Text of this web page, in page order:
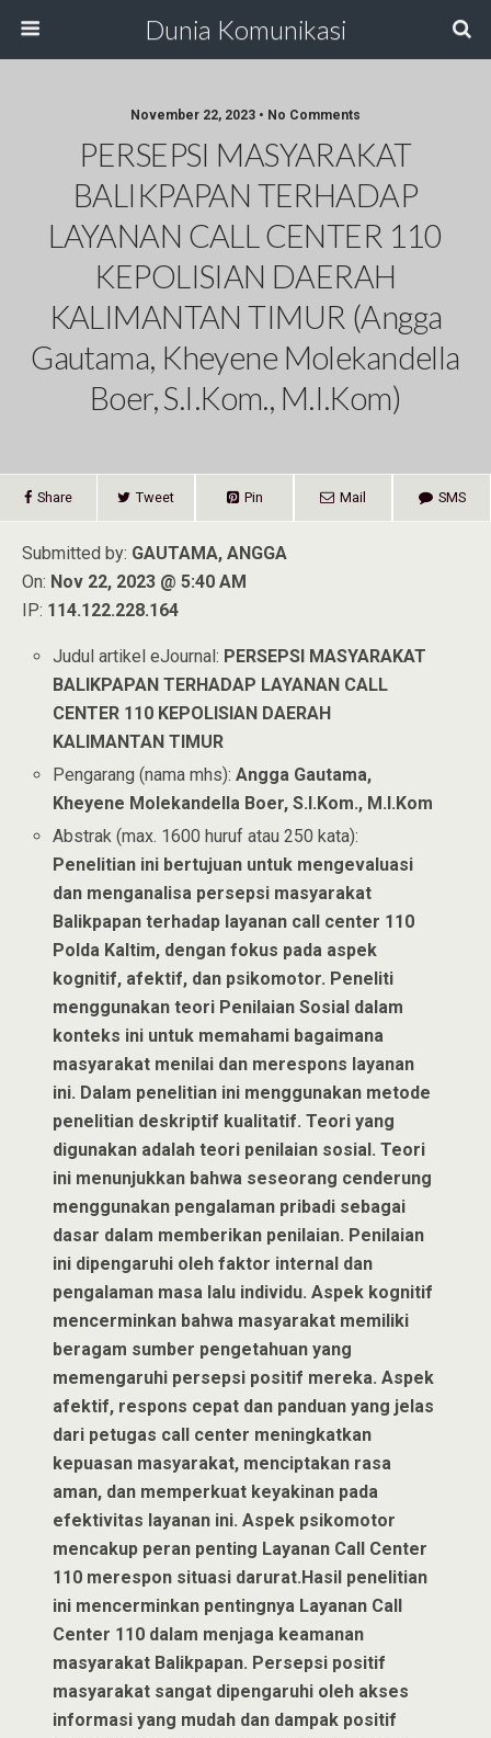
Dunia Komunikasi
November 22, 2023 • No Comments
PERSEPSI MASYARAKAT
BALIKPAPAN TERHADAP
LAYANAN CALL CENTER 110
KEPOLISIAN DAERAH
KALIMANTAN TIMUR (Angga
Gautama, Kheyene Molekandella
Boer, S.I.Kom., M.I.Kom)
Share Tweet Pin Mail SMS
Submitted by: GAUTAMA, ANGGA
On: Nov 22, 2023 @ 5:40 AM
IP: 114.122.228.164
Judul artikel eJournal: PERSEPSI MASYARAKAT
BALIKPAPAN TERHADAP LAYANAN CALL
CENTER 110 KEPOLISIAN DAERAH
KALIMANTAN TIMUR
Pengarang (nama mhs):Angga Gautama,
Kheyene Molekandella Boer, S.I.Kom., M.I.Kom
Abstrak (max. 1600 huruf atau 250 kata):
Penelitian ini bertujuan untuk mengevaluasi
dan menganalisa persepsi masyarakat
Balikpapan terhadap layanan call center 110
Polda Kaltim, dengan fokus pada aspek
kognitif, afektif, dan psikomotor. Peneliti
menggunakan teori Penilaian Sosial dalam
konteks ini untuk memahami bagaimana
masyarakat menilai dan merespons layanan
ini. Dalam penelitian ini menggunakan metode
penelitian deskriptif kualitatif. Teori yang
digunakan adalah teori penilaian sosial. Teori
ini menunjukkan bahwa seseorang cenderung
menggunakan pengalaman pribadi sebagai
dasar dalam memberikan penilaian. Penilaian
ini dipengaruhi oleh faktor internal dan
pengalaman masa lalu individu. Aspek kognitif
mencerminkan bahwa masyarakat memiliki
beragam sumber pengetahuan yang
memengaruhi persepsi positif mereka. Aspek
afektif, respons cepat dan panduan yang jelas
dari petugas call center meningkatkan
kepuasan masyarakat, menciptakan rasa
aman, dan memperkuat keyakinan pada
efektivitas layanan ini. Aspek psikomotor
mencakup peran penting Layanan Call Center
110 merespon situasi darurat.Hasil penelitian
ini mencerminkan pentingnya Layanan Call
Center 110 dalam menjaga keamanan
masyarakat Balikpapan. Persepsi positif
masyarakat sangat dipengaruhi oleh akses
informasi yang mudah dan dampak positif